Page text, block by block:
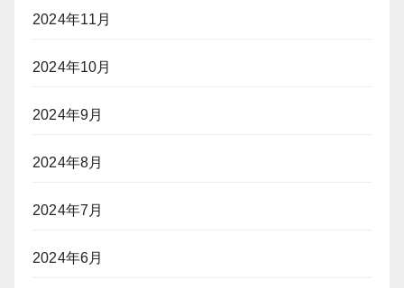
2024年11月
2024年10月
2024年9月
2024年8月
2024年7月
2024年6月